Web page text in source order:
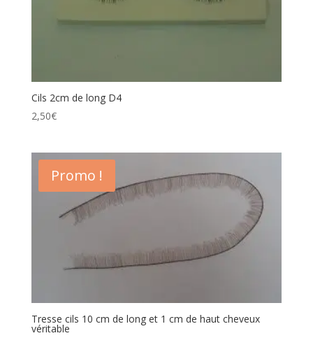
Cils 2cm de long D4
2,50€
Promo !
Tresse cils 10 cm de long et 1 cm de haut cheveux
véritable